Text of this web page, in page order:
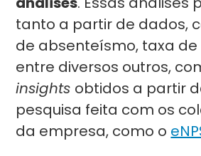
tanto a partir de dados,
de absenteísmo, taxa de
entre diversos outros,
insights obtidos a partir
pesquisa feita com os
da empresa, como o